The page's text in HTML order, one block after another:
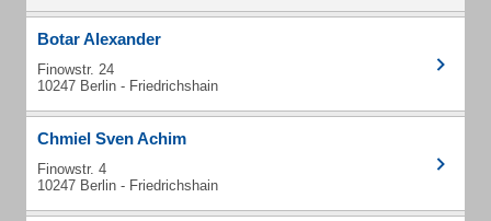
Botar Alexander
Finowstr. 24
10247 Berlin - Friedrichshain
Chmiel Sven Achim
Finowstr. 4
10247 Berlin - Friedrichshain